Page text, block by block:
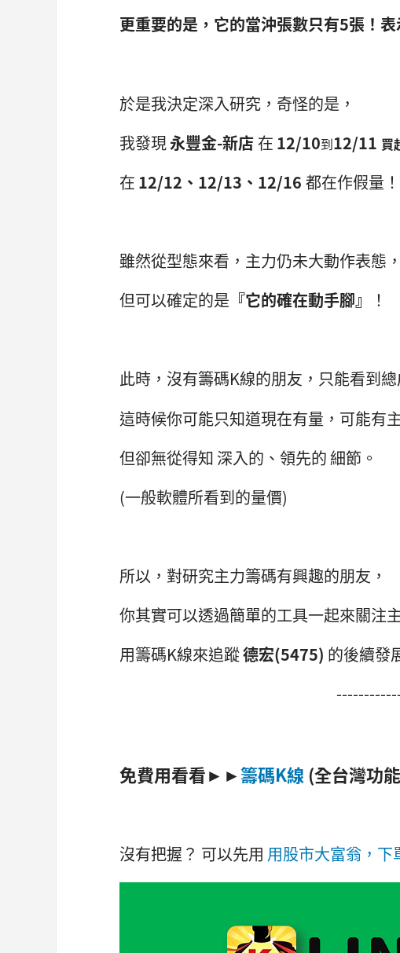
更重要的是，它的當沖張數只有5張！表
於是我決定深入研究，奇怪的是，
我發現永豐金-新店 在 12/10到12/11 買
在 12/12、12/13、12/16 都在作假量
雖然從型態來看，主力仍未大動作表態，
但可以確定的是 『它的確在動手腳』 ！
此時，沒有籌碼K線的朋友，只能看到總
這時候你可能只知道現在有量，可能有
但卻無從得知 深入的、領先的 細節。
(一般軟體所看到的量價)
所以，對研究主力籌碼有興趣的朋友，
你其實可以透過簡單的工具一起來關注
用籌碼K線來追蹤德宏(5475) 的後續發
--------------
免費用看看►►籌碼K線 (全台灣功
沒有把握？ 可以先用 用股市大富翁，下